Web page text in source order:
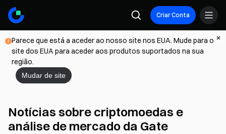
Criar Conta
Parece que está a aceder ao nosso site nos EUA. Mude para o
site dos EUA para aceder aos produtos suportados na sua
região.
Mudar de site
Notícias sobre criptomoedas e
análise de mercado da Gate